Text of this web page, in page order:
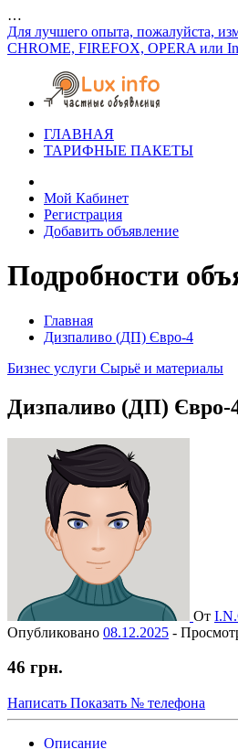
…
Для лучшего опыта, пожалуйста,
CHROME, FIREFOX, OPERA или
ГЛАВНАЯ
ТАРИФНЫЕ ПАКЕТЫ
Мой Кабинет
Регистрация
Добавить объявление
Подробности
Главная
Дизпаливо (ДП) Євро-4
Бизнес услуги Сырьё и материалы
Дизпаливо (ДП) Євро-
От
Опубликовано 08.12.2025 -
46 грн.
Написать Показать № телефона
Описание